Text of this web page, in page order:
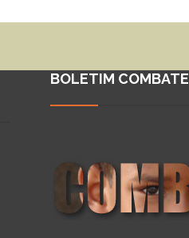
BOLETIM COMBATE